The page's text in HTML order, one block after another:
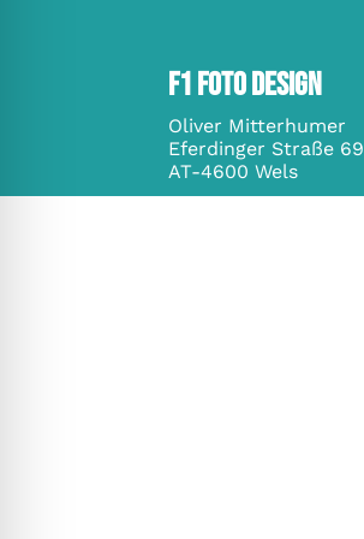
F1 foto design
Oliver Mitterhumer
Eferdinger Straße 69
AT-4600 Wels